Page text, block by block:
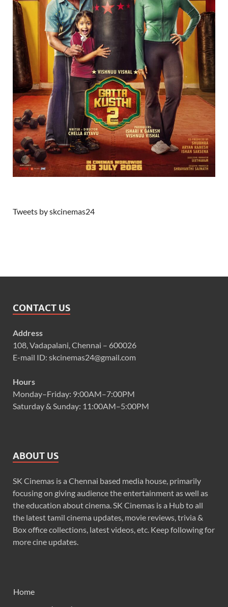
Tweets by skcinemas24
CONTACT US
Address
108, Vadapalani, Chennai – 600026
E-mail ID: skcinemas24@gmail.com
Hours
Monday–Friday: 9:00AM–7:00PM
Saturday & Sunday: 11:00AM–5:00PM
ABOUT US
SK Cinemas is a Chennai based media house, primarily
focusing on giving audience the entertainment as well as
the education about cinema. SK Cinemas is a Hub to all
the latest tamil cinema updates, movie reviews, trivia &
Box office collections, latest videos, etc. Keep following for
more cine updates.
Home